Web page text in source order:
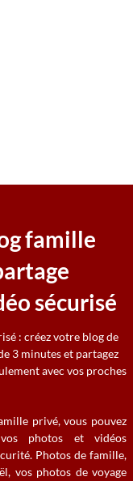
famille
sécurisé
: créez votre blog de
3 minutes et partagez
avec vos proches
privé, vous pouvez
photos et vidéos
Photos de famille,
vos photos de voyage